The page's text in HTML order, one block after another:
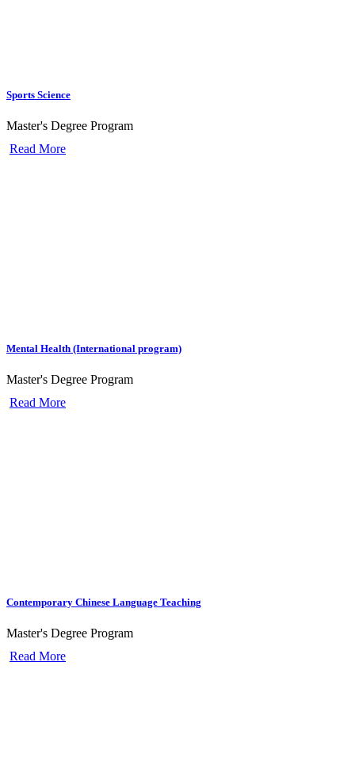
Sports Science
Master's Degree Program
Read More
Mental Health (International program)
Master's Degree Program
Read More
Contemporary Chinese Language Teaching
Master's Degree Program
Read More